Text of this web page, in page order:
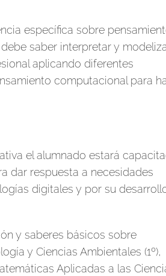
específica sobre
saber interpretar y
aplicando diferentes
computacional para
el alumnado estará
dar respuesta a necesidades
digitales y por su
y saberes básicos sobre
y Ciencias Ambientales (1º),
Aplicadas a las